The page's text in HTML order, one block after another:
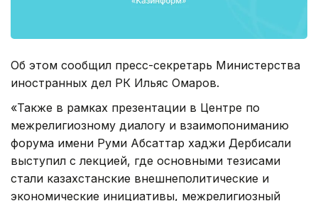
Об этом сообщил пресс-секретарь Министерства
иностранных дел РК Ильяс Омаров.
«Также в рамках презентации в Центре по
межрелигиозному диалогу и взаимопониманию
форума имени Руми Абсаттар хаджи Дербисали
выступил с лекцией, где основными тезисами
стали казахстанские внешнеполитические и
экономические инициативы, межрелигиозный